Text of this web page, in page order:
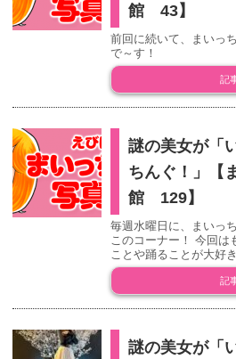
館 43】
前回に続いて、まいっ
で～す！
記
謎の美女が「
ちんぐ！」【
館 129】
毎週水曜日に、まいっ
このコーナー！ 今回は
ことや踊ることが大好
記
謎の美女が「